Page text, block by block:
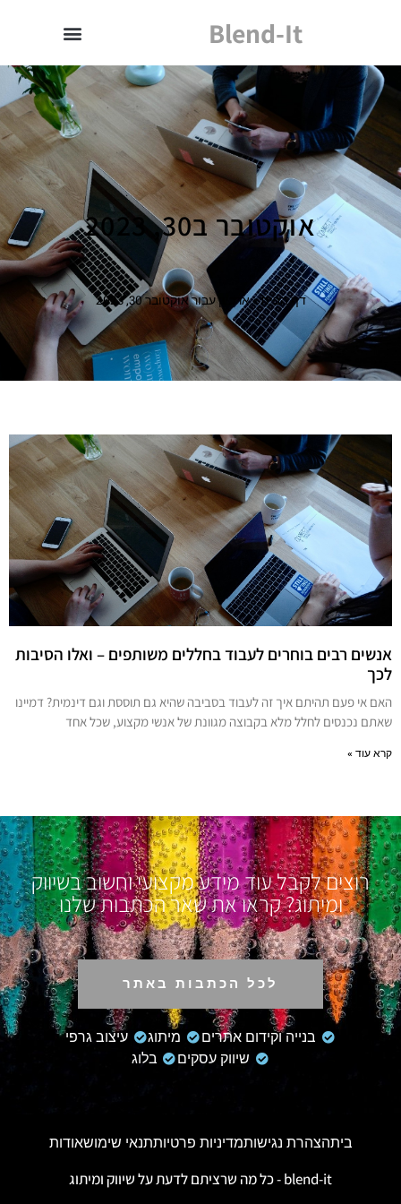
Blend-It
אוקטובר ב30, 2023
דף הבית»ארכיון עבור אוקטובר 30, 2023
אנשים רבים בוחרים לעבוד בחללים משותפים – ואלו הסיבות
לכך
האם אי פעם תהיתם איך זה לעבוד בסביבה שהיא גם תוססת וגם דינמית? דמיינו
שאתם נכנסים לחלל מלא בקבוצה מגוונת של אנשי מקצוע, שכל אחד
קרא עוד »
רוצים לקבל עוד מידע מקצועי וחשוב בשיווק
ומיתוג? קראו את שאר הכתבות שלנו
לכל הכתבות באתר
בנייה וקידום אתרים מיתוג
עיצוב גרפי
שיווק עסקים
בלוג
ביתהצהרת נגישותמדיניות פרטיותתנאי שימושאודות
blend-it - כל מה שרציתם לדעת על שיווק ומיתוג